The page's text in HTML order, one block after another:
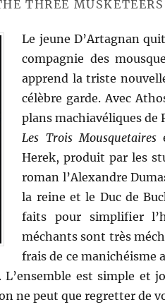
THREE
Le jeune D’Artagnan
compagnie des
apprend la triste
célèbre garde. Avec
plans machiavéliques de
Les Trois Mousquetaires
Herek, produit par les
roman l’Alexandre
la reine et le Duc de
faits pour simplifier
méchants sont très
frais de ce manichéisme
est simple et
ne peut que regretter de